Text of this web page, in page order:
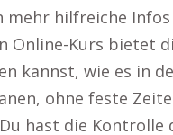
mehr hilfreiche
Online-Kurs bietet
kannst, wie es in
ohne feste
Du hast die Kontrolle